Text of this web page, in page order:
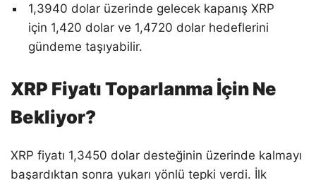
1,3940 dolar üzerinde gelecek kapanış XRP
için 1,420 dolar ve 1,4720 dolar hedeflerini
gündeme taşıyabilir.
XRP Fiyatı Toparlanma İçin Ne
Bekliyor?
XRP fiyatı 1,3450 dolar desteğinin üzerinde kalmayı
başardıktan sonra yukarı yönlü tepki verdi. İlk